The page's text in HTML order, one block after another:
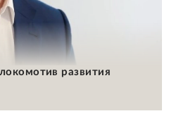
развития